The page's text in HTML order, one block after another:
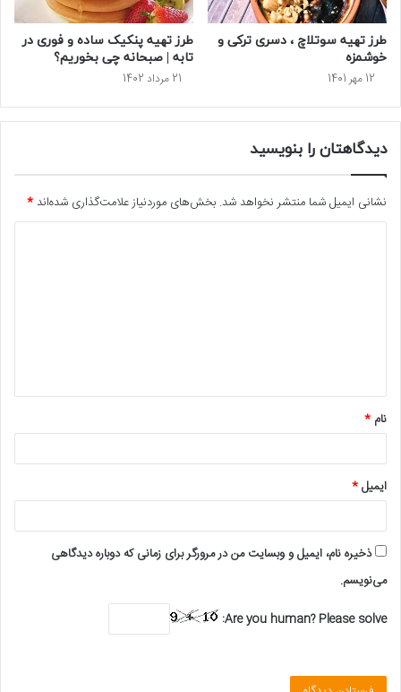
طرز تهیه سوتلاچ ، دسری ترکی و
خوشمزه
12 مهر 1401
طرز تهیه پنکیک ساده و فوری در
تابه | صبحانه چی بخوریم؟
21 مرداد 1402
دیدگاهتان را بنویسید
نشانی ایمیل شما منتشر نخواهد شد. بخش‌های موردنیاز علامت‌گذاری شده‌اند*
*
نام *
ایمیل*
ذخیره نام، ایمیل و وبسایت من در مرورگر برای زمانی که دوباره دیدگاهی
می‌نویسم.
Are you human? Please solve: